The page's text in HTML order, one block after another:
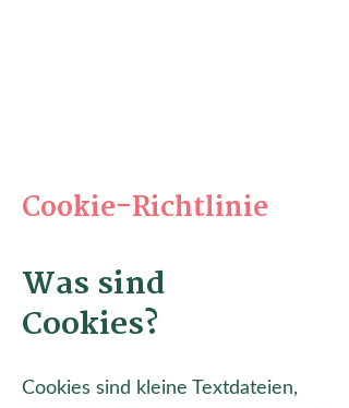
Cookie-Richtlinie
Was sind
Cookies?
Cookies sind kleine Textdateien,